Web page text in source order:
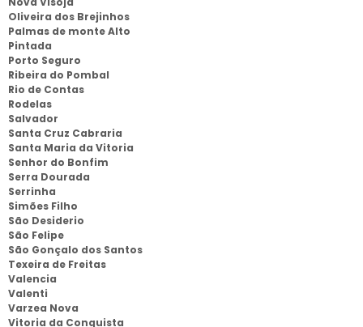
Oliveira dos Brejinhos
Palmas de monte Alto
Pintada
Porto Seguro
Ribeira do Pombal
Rio de Contas
Rodelas
Salvador
Santa Cruz Cabraria
Santa Maria da Vitoria
Senhor do Bonfim
Serra Dourada
Serrinha
Simões Filho
São Desiderio
São Felipe
São Gonçalo dos Santos
Texeira de Freitas
Valencia
Valenti
Varzea Nova
Vitoria da Conquista